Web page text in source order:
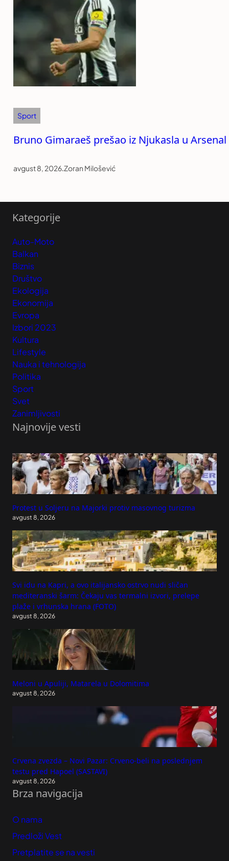
Sport
Bruno Gimaraeš prešao iz Njukasla u Arsenal
avgust 8, 2026.Zoran Milošević
Kategorije
Auto-Moto
Balkan
Biznis
Društvo
Ekologija
Ekonomija
Evropa
Izbori 2023
Kultura
Lifestyle
Nauka i tehnologija
Politika
Sport
Svet
Zanimljivosti
Najnovije vesti
Protest u Soljeru na Majorki protiv masovnog turizma
avgust 8, 2026
Svi idu na Kapri, a ovo italijansko ostrvo nudi sličan
mediteranski šarm: Čekaju vas termalni izvori, prelepe
plaže i vrhunska hrana (FOTO)
avgust 8, 2026
Meloni u Apuliji, Matarela u Dolomitima
avgust 8, 2026
Crvena zvezda – Novi Pazar: Crveno-beli na poslednjem
testu pred Hapoel (SASTAVI)
avgust 8, 2026
Brza navigacija
O nama
Predloži Vest
Pretplatite se na vesti